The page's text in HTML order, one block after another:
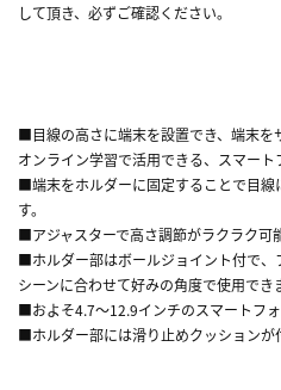
して頂き、必ずご確認ください。
■目線の高さに端末を設置でき、端末を
オンライン学習で活用できる、スマート
■端末をホルダーに固定することで目線
す。
■アジャスターで高さ調節がラクラク可
■ホルダー部はボールジョイント付で、
シーンに合わせて好みの角度で使用でき
■およそ4.7～12.9インチのスマートフォ
■ホルダー部には滑り止めクッションが